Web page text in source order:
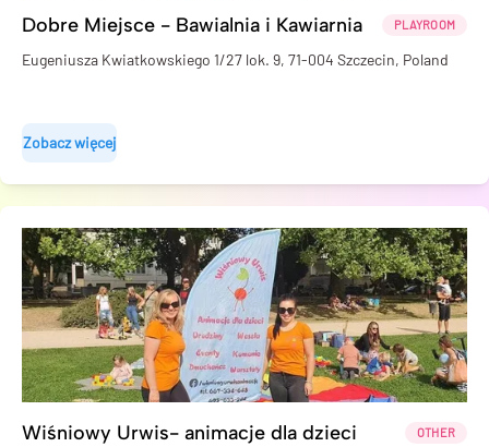
Dobre Miejsce - Bawialnia i Kawiarnia PLAYROOM
Eugeniusza Kwiatkowskiego 1/27 lok. 9, 71-004 Szczecin, Poland
Zobacz więcej
Wiśniowy Urwis- animacje dla dzieci OTHER